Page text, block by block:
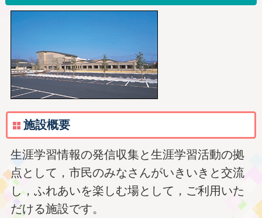
施設概要
生涯学習情報の発信収集と生涯学習活動の拠
点として，市民のみなさんがいきいきと交流
し，ふれあいを楽しむ場として，ご利用いた
だける施設です。